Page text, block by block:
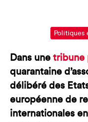
Politiques
Dans une tribune
quarantaine
délibéré des
européenne de
internationales